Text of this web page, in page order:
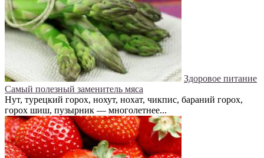
Здоровое питание
Самый полезный заменитель мяса
Нут, турецкий горох, нохут, нохат, чикпис, бараний горох,
горох шиш, пузырник — многолетнее...